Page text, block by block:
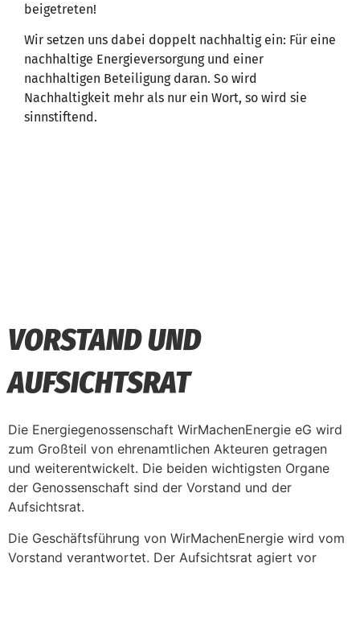
beigetreten!
Wir setzen uns dabei doppelt nachhaltig ein: Für eine
nachhaltige Energieversorgung und einer
nachhaltigen Beteiligung daran. So wird
Nachhaltigkeit mehr als nur ein Wort, so wird sie
sinnstiftend.
VORSTAND UND
AUFSICHTSRAT
Die Energiegenossenschaft WirMachenEnergie eG wird
zum Großteil von ehrenamtlichen Akteuren getragen
und weiterentwickelt. Die beiden wichtigsten Organe
der Genossenschaft sind der Vorstand und der
Aufsichtsrat.
Die Geschäftsführung von WirMachenEnergie wird vom
Vorstand verantwortet. Der Aufsichtsrat agiert vor